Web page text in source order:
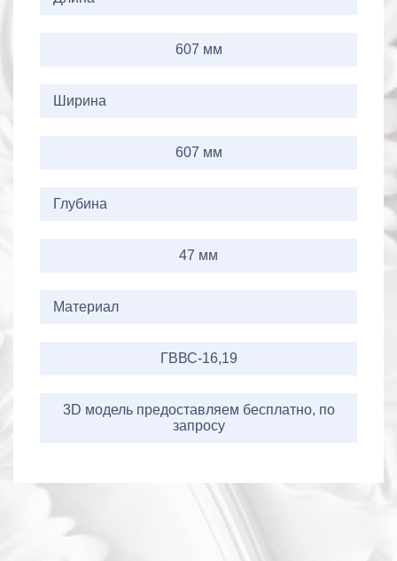
607 мм
Ширина
607 мм
Глубина
47 мм
Материал
ГВВС-16,19
3D модель предоставляем бесплатно, по
запросу